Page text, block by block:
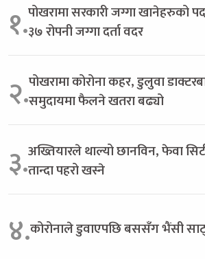
१.पोखरामा सरकारी जग्गा खानेहरुको
३७ रोपनी जग्गा दर्ता वदर
२.पोखरामा कोरोना कहर, डुलुवा
समुदायमा फैलने खतरा बढ्यो
३.अख्तियारले थाल्यो छानविन, फेवा
तान्दा पहरो खस्ने
४.कोरोनाले डुवाएपछि बससँग भैंसी